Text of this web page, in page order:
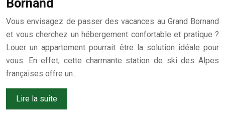
Bornand
Vous envisagez de passer des vacances au Grand Bornand
et vous cherchez un hébergement confortable et pratique ?
Louer un appartement pourrait être la solution idéale pour
vous. En effet, cette charmante station de ski des Alpes
françaises offre un…
Lire la suite